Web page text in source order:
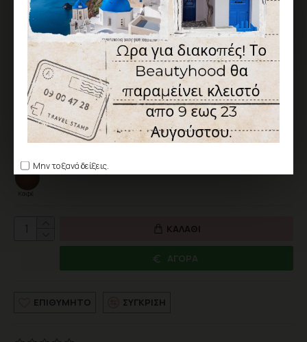
Μην το ξανά δείξεις.
6,90€
Χωρίς ΦΠΑ: 5,56€
Κωδικός:
BH-CC-050982-102
Canni
Καφέ
ΚΑΛΆΘΙ
ΑΓΟΡΆ
ΕΠΙΘΥΜΗΤΌ ΣΎΓΚΡΙΣΗ